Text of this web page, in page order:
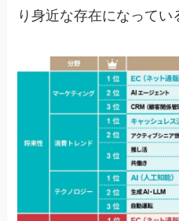
り身近な存在になってい